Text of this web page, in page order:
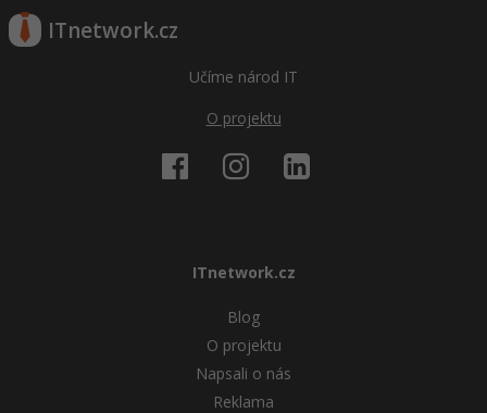
ITnetwork.cz
Učíme národ IT
O projektu
ITnetwork.cz
Blog
O projektu
Napsali o nás
Reklama